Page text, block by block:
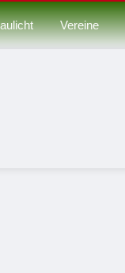
Vereine